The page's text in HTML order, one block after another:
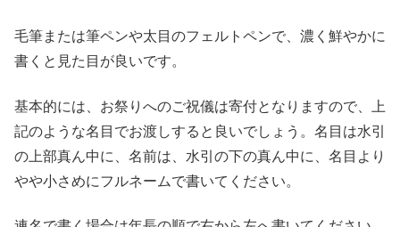
毛筆または筆ペンや太目のフェルトペンで、濃く鮮やかに
書くと見た目が良いです。
基本的には、お祭りへのご祝儀は寄付となりますので、上
記のような名目でお渡しすると良いでしょう。名目は水引
の上部真ん中に、名前は、水引の下の真ん中に、名目より
やや小さめにフルネームで書いてください。